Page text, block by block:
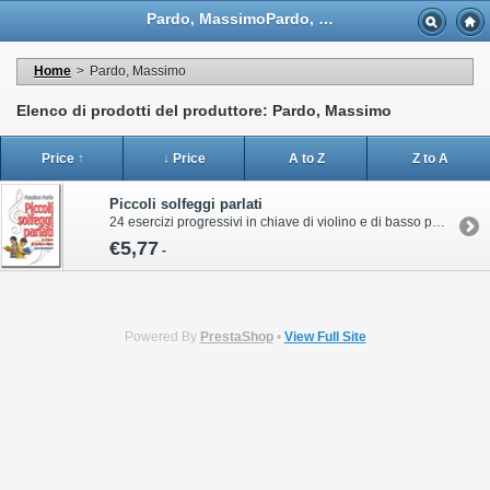
Pardo, MassimoPardo, Massimo - Casa Musicale Eco
Home > Pardo, Massimo
Elenco di prodotti del produttore: Pardo, Massimo
Price ↑ ↓ Price A to Z Z to A
Piccoli solfeggi parlati
24 esercizi progressivi in chiave di violino e di basso per i più piccoli Spartito in formato A 4 di 24 paginePer informazioni sull’acquisto di questa pubblicazione contattare il servizio clienti Volonté & Co:ordini@volonte-co.comTel: 02/45473285 - Fax: 02/36596796
€5,77 -
Powered By PrestaShop• View Full Site